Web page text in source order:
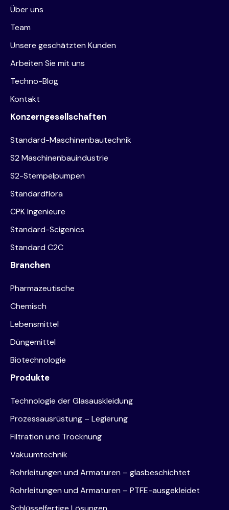
Über uns
Team
Unsere geschätzten Kunden
Arbeiten Sie mit uns
Techno-Blog
Kontakt
Konzerngesellschaften
Standard-Maschinenbautechnik
S2 Maschinenbauindustrie
S2-Stempelpumpen
Standardflora
CPK Ingenieure
Standard-Scigenics
Standard C2C
Branchen
Pharmazeutische
Chemisch
Lebensmittel
Düngemittel
Biotechnologie
Produkte
Technologie der Glasauskleidung
Prozessausrüstung – Legierung
Filtration und Trocknung
Vakuumtechnik
Rohrleitungen und Armaturen – glasbeschichtet
Rohrleitungen und Armaturen – PTFE-ausgekleidet